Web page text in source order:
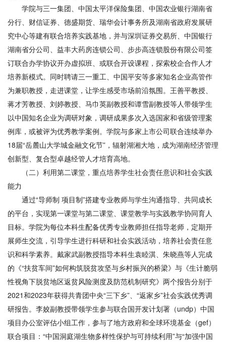
学院与三一集团、中国太平洋保险集团、中国农业银行湖南省
分行、财信证券、德盛期货、瑞华会计事务所及湖南省政府发展研
究中心等建有联合培养实践基地，并与深圳证券交易所、中国银行
湖南省分公司、益丰大药房连锁公司、步步高连锁股份有限公司签
订联合办学协议开办虚拟班、或联合开设课程，探索校企合作人才
培养新模式。同时聘请三一重工、中国平安等多家知名企业高管作
为兼职教授，走进课堂，让学生感受市场前沿氛围。王善平教授、
蒋才芳教授、刘婷教授、马巾英副教授和谭雪副教授等人带领学生
以中国知名企业为调研对象，调研成果多次入选国家和省级管理案
例库，或被评为优秀教学案例。学院与多家上市公司联合连续举办
18届“岳麓山大学城金融文化节”，辐射湖湘大地，成为湖南经济管理
创新型、复合型卓越经管人才培育高地。
（二）利用第二课堂，重点培养学生社会责任意识和社会实践
能力
通过“导师制 项目制”搭建专业教师与学生沟通指导、共同成长
的平台，实现第一课堂与第二课堂、课堂教学与实践教学协同育人
目标。学院为每位本科生配备优秀专业教师担任指导老师，定期开
展师生交流，引导学生进行科研和社会实践活动，培养社会责任意
识和科学素养。戴家武副教授指导本科生袁睦淇、朱晓燕等人完成
的《“扶贫车间”如何构筑脱贫攻坚与乡村振兴的桥梁》与《生计脆弱
性视角下脱贫地区返贫风险测度及防范机制研究》两个报告分别于
2021和2023年获得共青团中央“三下乡”、“返家乡”社会实践优秀调
研报告。李姣副教授带领学生参与联合国开发计划署（undp）中国
项目办公室评估小组工作，参与了地方政府和全球环境基金（gef）
联合项目：“中国洞庭湖生物多样性保护与可持续利用”与“加强中国